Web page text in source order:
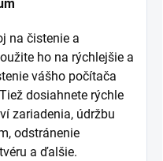
na čistenie a
ho na rýchlejšie a
vášho počítača
dosiahnete rýchle
zariadenia, údržbu
odstránenie
a ďalšie.